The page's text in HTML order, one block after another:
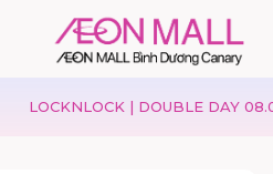
LOCKNLOCK | DOUBLE DAY 08.08